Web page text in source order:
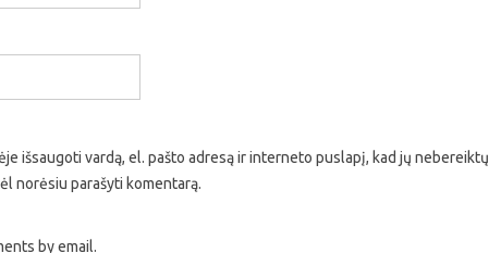
išsaugoti vardą, el. pašto adresą ir interneto puslapį, kad jų nebereiktų
norėsiu parašyti komentarą.
by email.